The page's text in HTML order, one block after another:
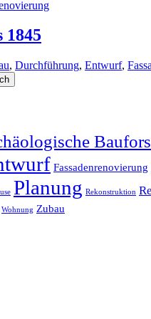
1845
, Durchführung, Entwurf,
Fassadenrenovierung
Planung Rekonstruktion
Wohnung Zubau